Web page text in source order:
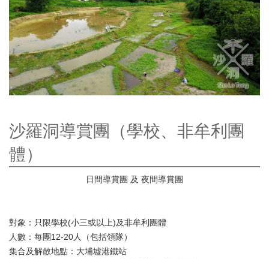
沙羅洞導賞團（學校、非牟利團
體）
日間導賞團 及 夜間導賞團
對象：只限學校(小三或以上)及非牟利團體
人數：每團12-20人（包括領隊）
集合及解散地點：大埔墟港鐵站